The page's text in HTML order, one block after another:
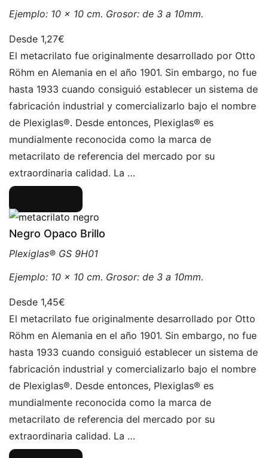
Ejemplo: 10 x 10 cm. Grosor: de 3 a 10mm.
1,27€
El metacrilato fue originalmente desarrollado por Otto
Röhm en Alemania en el año 1901. Sin embargo, no fue
hasta 1933 cuando consiguió establecer un sistema de
fabricación industrial y comercializarlo bajo el nombre
de Plexiglas®. Desde entonces, Plexiglas® es
mundialmente reconocida como la marca de
metacrilato de referencia del mercado por su
extraordinaria calidad. La …
Negro Opaco Brillo
Plexiglas® GS 9H01
Ejemplo: 10 x 10 cm. Grosor: de 3 a 10mm.
1,45€
El metacrilato fue originalmente desarrollado por Otto
Röhm en Alemania en el año 1901. Sin embargo, no fue
hasta 1933 cuando consiguió establecer un sistema de
fabricación industrial y comercializarlo bajo el nombre
de Plexiglas®. Desde entonces, Plexiglas® es
mundialmente reconocida como la marca de
metacrilato de referencia del mercado por su
extraordinaria calidad. La …